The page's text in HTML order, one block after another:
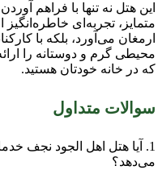
این هتل نه تنها با فراهم
متمایز، تجربه‌ای
ارمغان می‌آورد، بلکه با
محیطی گرم و دوستانه را
که در خانه خودتان هستید.
سوالات متداول
1.
آیا هتل اهل الجود نجف
می‌دهد؟